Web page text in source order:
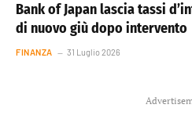
Bank of Japan lascia tassi
di nuovo giù dopo intervento
FINANZA 31 Luglio 2026